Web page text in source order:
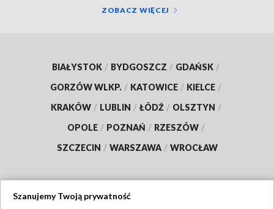
ZOBACZ WIĘCEJ
BIAŁYSTOK / BYDGOSZCZ / GDAŃSK /
GORZÓW WLKP. / KATOWICE / KIELCE /
KRAKÓW / LUBLIN / ŁÓDŹ / OLSZTYN /
OPOLE / POZNAŃ / RZESZÓW /
SZCZECIN / WARSZAWA / WROCŁAW
Szanujemy Twoją prywatność